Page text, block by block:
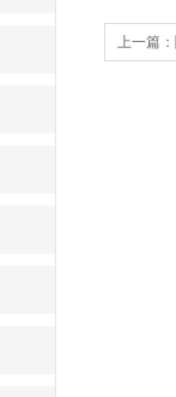
上一篇：